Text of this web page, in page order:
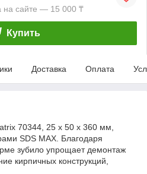
на сайте — 15 000 ₸
Купить
Доставка Оплата
70344, 25 х 50 х 360 мм,
SDS MAX. Благодаря
зубило упрощает демонтаж
кирпичных конструкций,